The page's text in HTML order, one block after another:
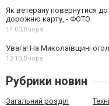
Як ветерану повернутися
дорожню карту, - ФОТО
14:00, Вчора
Увага! На Миколаївщині
13:10, Вчора
Рубрики новин
Загальний розділ